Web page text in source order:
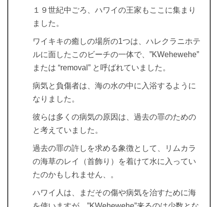
１９世紀中ごろ、ハワイの王家もここに集まり
ました。
ワイキキの癒しの場所の1つは、ハレクラニホテ
ルに面したこのビーチの一体で、”KWehewehe”
または “removal” と呼ばれていました。
病気と負傷者は、海の水の中に入浴するように
なりました。
彼らは多くの病気の原因は、過去の罪のための
と考えていました。
過去の罪の許しを求める象徴として、リムカラ
の海草のレイ（首飾り）を着けて水に入ってい
たのかもしれません、。
ハワイ人は、まだその傷や病気を治すために海